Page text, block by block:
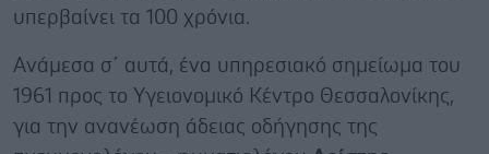
υπερβαίνει τα 100 χρόνια.
Ανάμεσα σ΄ αυτά, ένα υπηρεσιακό σημείωμα του
1961 προς το Υγειονομικό Κέντρο Θεσσαλονίκης,
για την ανανέωση άδειας οδήγησης της